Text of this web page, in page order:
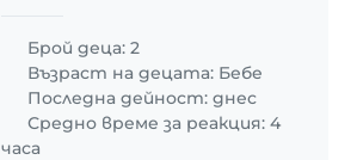
Брой деца: 2
Възраст на децата: Бебе
Последна дейност: днес
Средно време за реакция: 4
часа